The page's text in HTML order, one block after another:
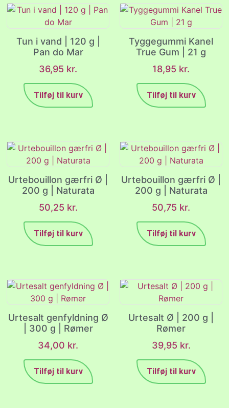
Tun i vand | 120 g |
Pan do Mar
36,95 kr.
Tilføj til kurv
Tyggegummi Kanel
True Gum | 21 g
18,95 kr.
Tilføj til kurv
Urtebouillon gærfri Ø |
200 g | Naturata
50,25 kr.
Tilføj til kurv
Urtebouillon gærfri Ø |
200 g | Naturata
50,75 kr.
Tilføj til kurv
Urtesalt genfyldning Ø
| 300 g | Rømer
34,00 kr.
Tilføj til kurv
Urtesalt Ø | 200 g |
Rømer
39,95 kr.
Tilføj til kurv